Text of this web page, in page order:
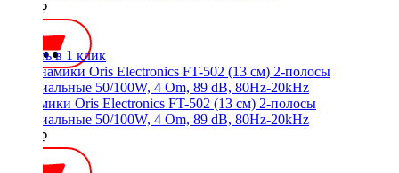
8800 ₽
Купить в 1 клик
Динамики Oris Electronics FT-502 (13 см) 2-полосы
коаксиальные 50/100W, 4 Om, 89 dB, 80Hz-20kHz
3800 ₽